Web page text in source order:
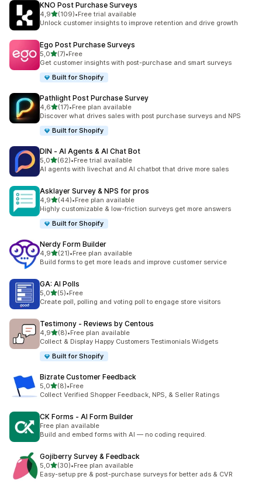
KNO Post Purchase Surveys
4,9z 5 hvězd
(109)
Celkový počet recenzí: 109
•Free trial available
Unlock customer insights to improve retention and drive growth
Ego Post Purchase Surveys
5,0z 5 hvězd
(7)
Celkový počet recenzí: 7
•Free
Get customer insights with post-purchase and smart surveys
Built for Shopify
Pathlight Post Purchase Survey
4,6z 5 hvězd
(17)
Celkový počet recenzí: 17
•Free plan available
Discover what drives sales with post purchase surveys and NPS
Built for Shopify
DIN ‑ AI Agents & AI Chat Bot
5,0z 5 hvězd
(62)
Celkový počet recenzí: 62
•Free trial available
AI agents with livechat and AI chatbot that drive more sales
Asklayer Survey & NPS for pros
4,9z 5 hvězd
(44)
Celkový počet recenzí: 44
•Free plan available
Highly customizable & low-friction surveys get more answers
Built for Shopify
Nerdy Form Builder
4,9z 5 hvězd
(21)
Celkový počet recenzí: 21
•Free plan available
Build forms to get more leads and improve customer service
GA: AI Polls
5,0z 5 hvězd
(5)
Celkový počet recenzí: 5
•Free
Create poll, polling and voting poll to engage store visitors
Testimony ‑ Reviews by Centous
4,9z 5 hvězd
(8)
Celkový počet recenzí: 8
•Free plan available
Collect & Display Happy Customers Testimonials Widgets
Built for Shopify
Bizrate Customer Feedback
5,0z 5 hvězd
(8)
Celkový počet recenzí: 8
•Free
Collect Verified Shopper Feedback, NPS, & Seller Ratings
CK Forms ‑ AI Form Builder
Free plan available
Build and embed forms with AI — no coding required.
Gojiberry Survey & Feedback
5,0z 5 hvězd
(30)
Celkový počet recenzí: 30
•Free plan available
Easy-setup pre & post-purchase surveys for better ads & CVR